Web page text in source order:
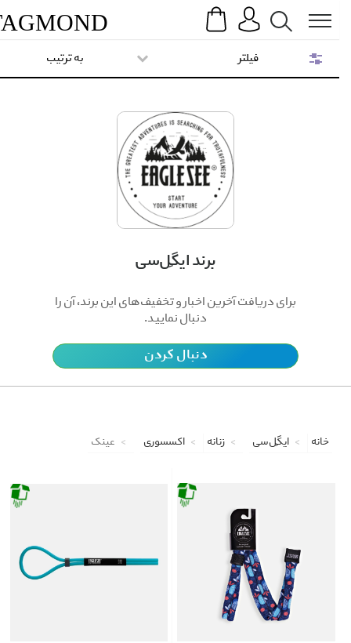
Search
TAGMOND
برند ایگِل‌سی
برای دریافت آخرین اخبار و تخفیف‌های این برند، آن را
دنبال نمایید.
دنبال کردن
به ترتیب
خانه ایگِل‌سی زنانه اکسسوری عینک
فیلتر